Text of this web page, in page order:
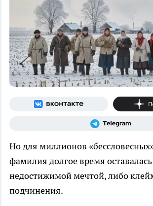
Но для миллионов
фамилия долгое время
недостижимой мечтой, либо
подчинения.